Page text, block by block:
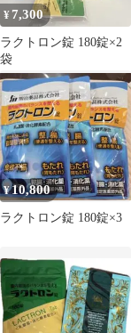
¥ 7,300
ラクトロン錠 180錠×2
袋
¥10,800
ラクトロン錠 180錠×3